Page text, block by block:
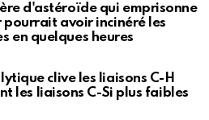
d'astéroïde qui emprisonne
pourrait avoir incinéré les
en quelques heures
clive les liaisons C-H
les liaisons C-Si plus faibles